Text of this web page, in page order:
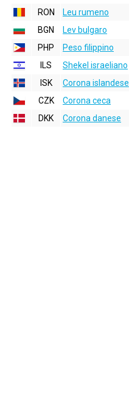
RON
Leu rumeno
BGN
Lev bulgaro
PHP
Peso filippino
ILS
Shekel israeliano
ISK
Corona islandese
CZK
Corona ceca
DKK
Corona danese